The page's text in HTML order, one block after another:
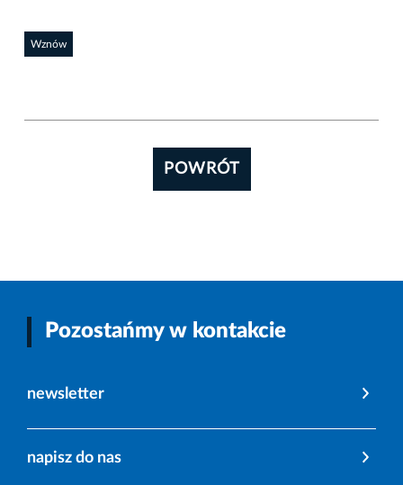
Wznów
POWRÓT
Pozostańmy w kontakcie
newsletter
napisz do nas